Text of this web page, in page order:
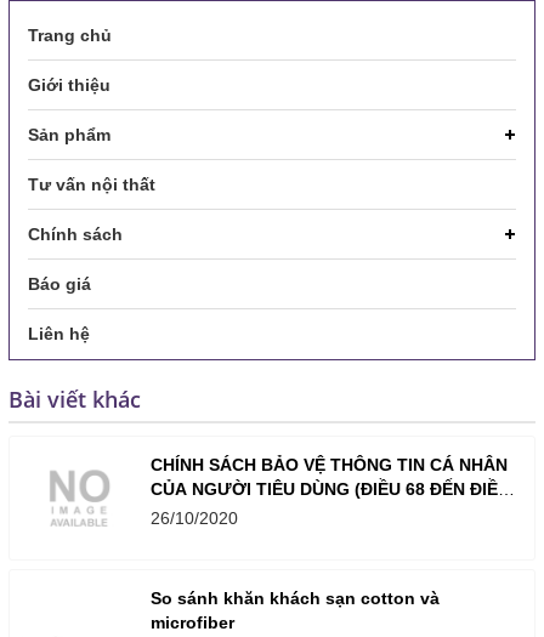
Trang chủ
Giới thiệu
Sản phẩm
Tư vấn nội thất
Chính sách
Báo giá
Liên hệ
Bài viết khác
CHÍNH SÁCH BẢO VỆ THÔNG TIN CÁ NHÂN
CỦA NGƯỜI TIÊU DÙNG (ĐIỀU 68 ĐẾN ĐIỀU
73) CỦA NỘI THẤT LAVENDER
26/10/2020
So sánh khăn khách sạn cotton và
microfiber